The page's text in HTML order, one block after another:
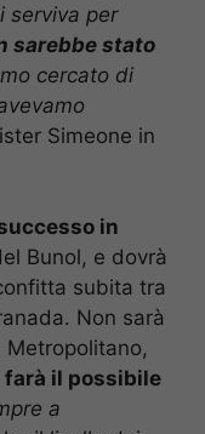
serviva per
sarebbe stato
cercato di
Simeone in
in
Bunol, e dovrà
subita tra
Non sarà
farà il possibile
a